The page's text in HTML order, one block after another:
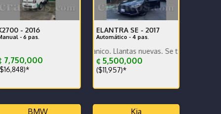
- 2016
- 6 pas.
7,750,000
ELANTRA SE - 2017
Automático - 4 pas.
estado mecanico. Llantas nuevas. Se traspasa deuda de Grupo
¢ 5,500,000
($11,957)*
BMW Kia